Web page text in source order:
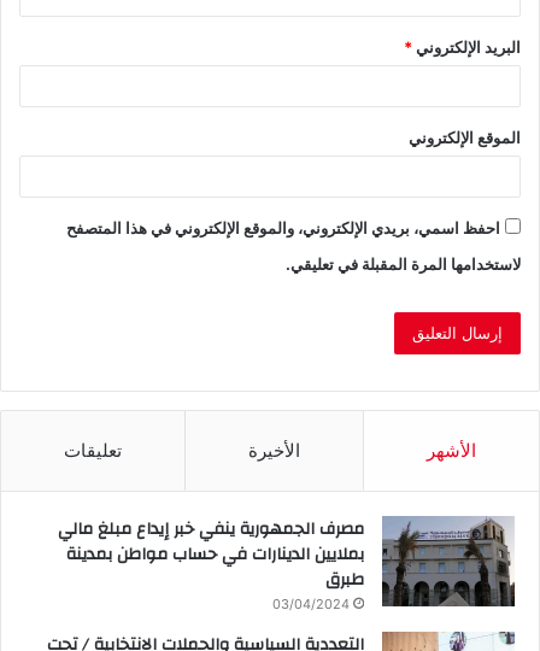
البريد الإلكتروني*
الموقع الإلكتروني
احفظ اسمي، بريدي الإلكتروني، والموقع الإلكتروني في هذا المتصفح
لاستخدامها المرة المقبلة في تعليقي.
الأشهر الأخيرة تعليقات
مصرف الجمهورية ينفي خبر إيداع مبلغ مالي
بملايين الدينارات في حساب مواطن بمدينة
طبرق
03/04/2024
التعددية السياسية والحملات الانتخابية / تحت